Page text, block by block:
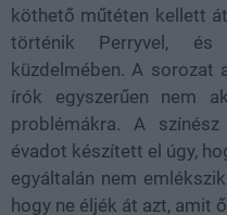
köthető műtéten kellett
történik Perryvel,
küzdelmében. A
írók egyszerűen nem
problémákra. A
évadot készített el úgy,
egyáltalán nem
hogy ne éljék át azt, amit